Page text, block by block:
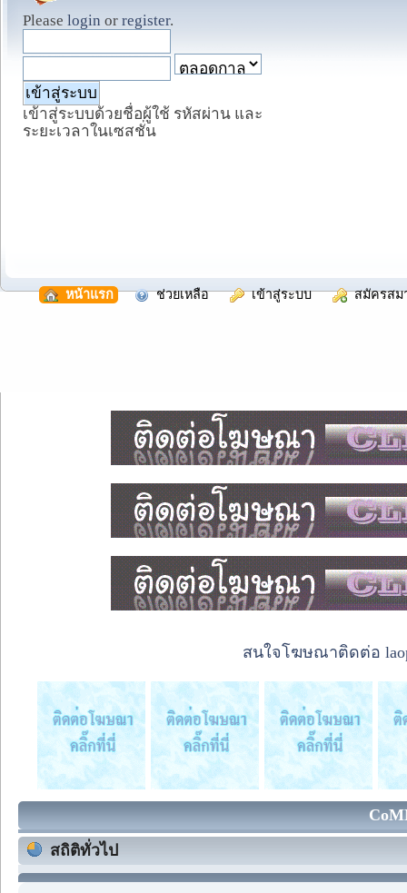
Please login or register.
เข้าสู่ระบบด้วยชื่อผู้ใช้ รหัสผ่าน และ
ระยะเวลาในเซสชั่น
หน้าแรก ช่วยเหลือ เข้าสู่ระบบ สมัครสม
สนใจโฆษณาติดต่อ
สถิติทั่วไป